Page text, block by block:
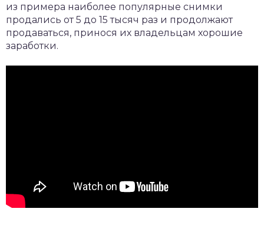
из примера наиболее популярные снимки
продались от 5 до 15 тысяч раз и продолжают
продаваться, принося их владельцам хорошие
заработки.